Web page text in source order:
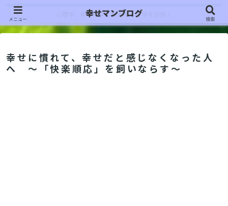
心理学、神経科学、歴史学、哲学を合体！
幸せに慣れて、幸せだと感じなくなった人
へ ～「快楽順応」を飼いならす～
メニュー
幸せマンブログ
検索